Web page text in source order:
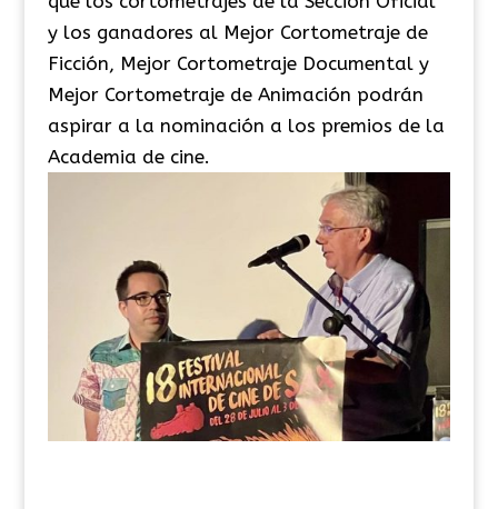
y los ganadores al Mejor Cortometraje de
Ficción, Mejor Cortometraje Documental y
Mejor Cortometraje de Animación podrán
aspirar a la nominación a los premios de la
Academia de cine.